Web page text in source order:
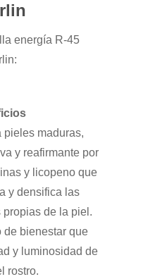
energía R-45
pieles maduras,
y reafirmante por
y licopeno que
y densifica las
de la piel.
de bienestar que
y luminosidad de
rostro.